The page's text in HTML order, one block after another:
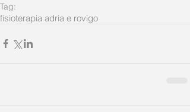
Tag:
fisioterapia adria e rovigo